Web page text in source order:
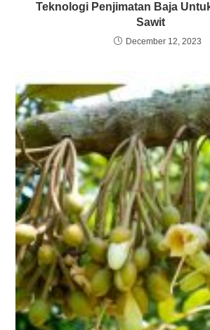
Teknologi Penjimatan Baja
Sawit
December 12, 2023